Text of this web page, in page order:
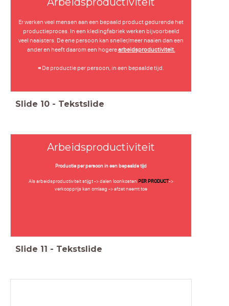
Er werken veel mensen aan een bepaald product gedurende het
productieproces. In een kledingfabriek werken bijvoorbeeld
veel naaisters. De ene persoon kan sneller/meer naaien dan een
ander en heeft daarom een hogerearbeidsproductiviteit.
= De productie per persoon, in een bepaalde tijd.
Slide 10 - Tekstslide
Arbeidsproductiviteit
Productie per persoon in een bepaalde tijd
Als arbeidsproductiviteit stijgt -> dalen loonkosten PER PRODUCT->
verkoopprijs kan omlaag -> afzet neemt toe
Slide 11 - Tekstslide